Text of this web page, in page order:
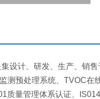
计、研发、生产、销售
测预处理系统、TVOC在
质量管理体系认证、